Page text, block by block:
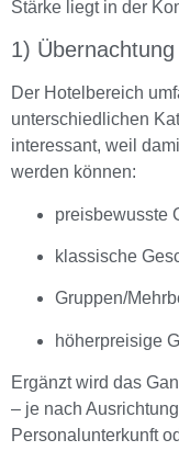
Stärke liegt in der
1)
Der Hotelbereich
unterschiedlichen
interessant, weil
werden können:
preisbewusste
klassische
Gruppen/
höherpreisige
Ergänzt wird das
– je nach
Personalunterkunft